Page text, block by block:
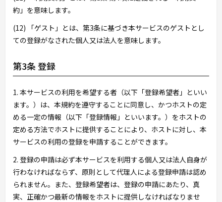
約」を意味します。
(12) 「ゲスト」とは、第3条に基づき本サービスのゲストとし
ての登録がなされた個人又は法人を意味します。
第3条 登録
1. 本サービスの利用を希望する者（以下「登録希望者」といい
ます。）は、本規約を遵守することに同意し、かつホストの定
める一定の情報（以下「登録情報」といいます。）をホストの
定める方法でホストに提供することにより、ホストに対し、本
サービスの利用の登録を申請することができます。
2. 登録の申請は必ず本サービスを利用する個人又は法人自身が
行わなければならず、原則として代理人による登録申請は認め
られません。また、登録希望者は、登録の申請にあたり、真
実、正確かつ最新の情報をホストに提供しなければなりませ